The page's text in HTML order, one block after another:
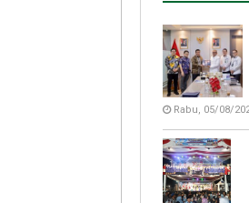
Rabu, 05/08/